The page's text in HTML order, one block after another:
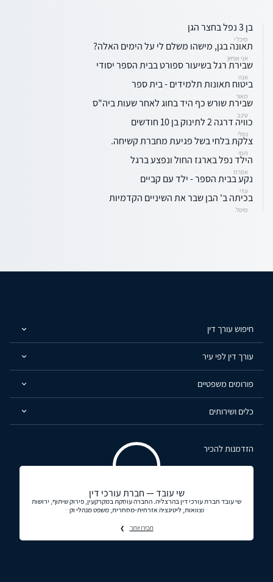
בן 3 נפל בחצר הגן
מיכל י
תאונה בגן, מישהו משלם לי על הימים האלה?
אני אוחיון
שבירת רגל בשיעור ספורט בבית הספר יסודי
אנה
ביטוח תאונות תלמידים - בית ספר
מאור
שבירת שורש כף היד בחוג לאחר שעות ביה"ס
עינב
כוויה דרגה 2 לתינוק בן 10 חודשים
נטלי
צלקת בלחי בשל פגיעת מחברת קשיחה.
תמי
הילד נפל בארגז החול ונפצע ברגל
אפרת
נקע בבית הספר - ילד עם קביים
עדי
בכיתה ב' הבן שבר את השיניים הקדמיות
מיטל
חיפוש עורך דין
עורך דין לפי עיר
פורומים משפטיים
כלים ושירותים
הזדמנות להכיר
שי עובד — חברת עורכי דין
שי עובד חברת עורכי דין בהרצליה. החברה עוסקת במקרקעין, פירוק שיתוף, ירושות
וצוואות, ליטיגציה אזרחית-מסחרית, משפט מנהלי וק
תכירו יותר